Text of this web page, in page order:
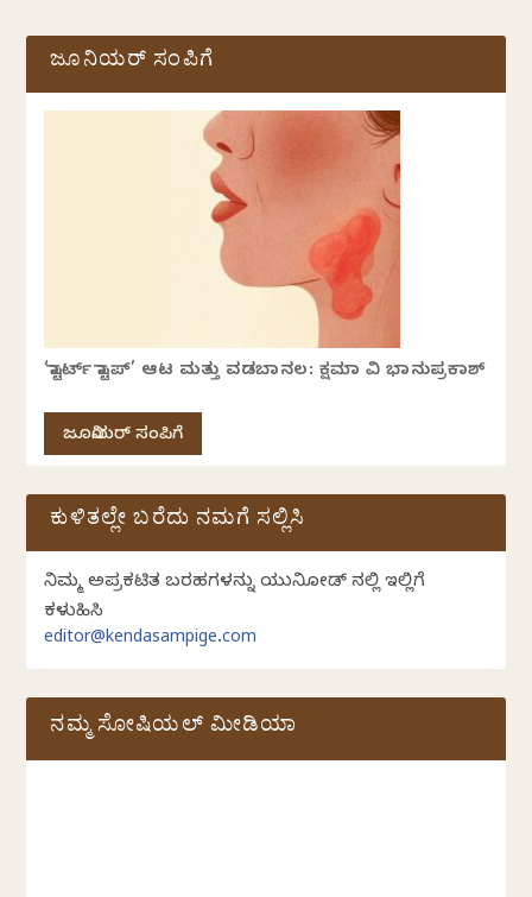
ಜೂನಿಯರ್ ಸಂಪಿಗೆ
‘ಸ್ಟಾರ್ಟ್ ಸ್ಟಾಪ್’ ಆಟ ಮತ್ತು ವಡಬಾನಲ: ಕ್ಷಮಾ ವಿ ಭಾನುಪ್ರಕಾಶ್
ಜೂನಿಯರ್ ಸಂಪಿಗೆ
ಕುಳಿತಲ್ಲೇ ಬರೆದು ನಮಗೆ ಸಲ್ಲಿಸಿ
ನಿಮ್ಮ ಅಪ್ರಕಟಿತ ಬರಹಗಳನ್ನು ಯುನಿಕೋಡ್ ನಲ್ಲಿ ಇಲ್ಲಿಗೆ
ಕಳುಹಿಸಿ
editor@kendasampige.com
ನಮ್ಮ ಸೋಷಿಯಲ್‌ ಮೀಡಿಯಾ